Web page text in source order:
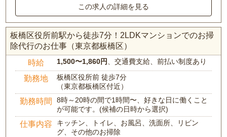
この求人の詳細を見る
板橋区役所前駅から徒歩7分！2LDKマンションでのお掃
除代行のお仕事（東京都板橋区）
時給 1,500〜1,860円、交通費支給、前払い制度あり
勤務地
板橋区役所前 徒歩7分
（東京都板橋区付近）
勤務時間
8時～20時の間で1時間〜、好きな日に働くこと
が可能です。(候補の日時から選択)
仕事内容
キッチン、トイレ、お風呂、洗面所、リビン
グ、その他のお掃除